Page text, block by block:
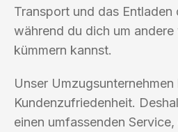
Transport und das Entladen
während du dich um
kümmern kannst.
Unser
Kundenzufriedenheit.
einen umfassenden